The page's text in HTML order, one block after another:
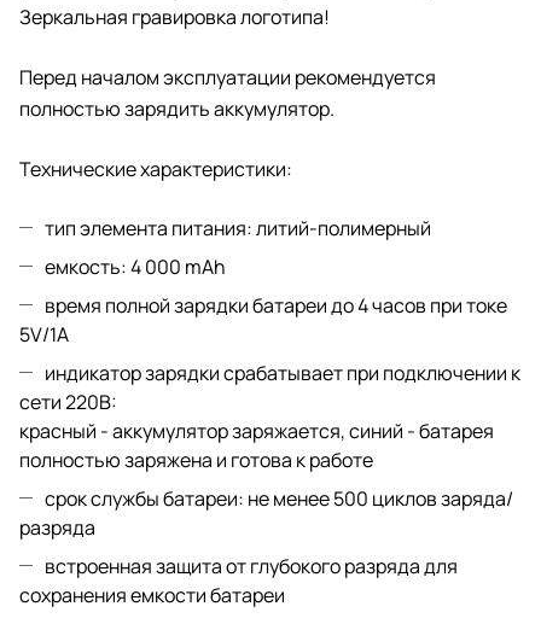
Зеркальная гравировка логотипа!
Перед началом эксплуатации рекомендуется
полностью зарядить аккумулятор.
Технические характеристики:
тип элемента питания: литий-полимерный
емкость: 4 000 mAh
время полной зарядки батареи до 4 часов при токе
5V/1А
индикатор зарядки срабатывает при подключении к
сети 220В:
красный - аккумулятор заряжается, синий - батарея
полностью заряжена и готова к работе
срок службы батареи: не менее 500 циклов заряда/
разряда
встроенная защита от глубокого разряда для
сохранения емкости батареи